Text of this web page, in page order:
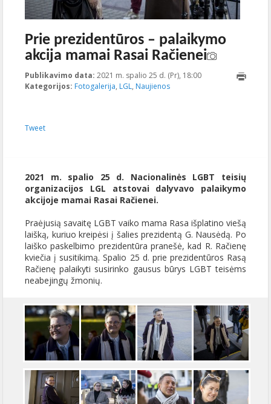
Prie prezidentūros – palaikymo
akcija mamai Rasai Račienei
Publikavimo data: 2021 m. spalio 25 d. (Pr), 18:00
Kategorijos: Fotogalerija, LGL, Naujienos
Tweet
2021 m. spalio 25 d. Nacionalinės LGBT teisių
organizacijos LGL atstovai dalyvavo palaikymo
akcijoje mamai Rasai Račienei.
Praėjusią savaitę LGBT vaiko mama Rasa išplatino viešą
laišką, kuriuo kreipėsi į šalies prezidentą G. Nausėdą. Po
laiško paskelbimo prezidentūra pranešė, kad R. Račienę
kviečia į susitikimą. Spalio 25 d. prie prezidentūros Rasą
Račienę palaikyti susirinko gausus būrys LGBT teisėms
neabejingų žmonių.